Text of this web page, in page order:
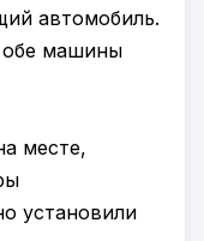
автомобиль.
обе машины
месте,
установили